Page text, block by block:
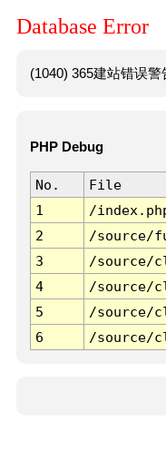
Database Error
(1040) 365建站错误
PHP Debug
No. File
1
/
2
/source/
3
/source/
4
/source/
5
/source/
6
/source/